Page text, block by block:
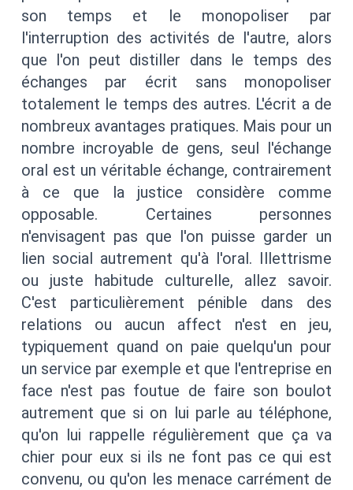
son temps et le monopoliser par
l'interruption des activités de l'autre, alors
que l'on peut distiller dans le temps des
échanges par écrit sans monopoliser
totalement le temps des autres. L'écrit a de
nombreux avantages pratiques. Mais pour un
nombre incroyable de gens, seul l'échange
oral est un véritable échange, contrairement
à ce que la justice considère comme
opposable. Certaines personnes
n'envisagent pas que l'on puisse garder un
lien social autrement qu'à l'oral. Illettrisme
ou juste habitude culturelle, allez savoir.
C'est particulièrement pénible dans des
relations ou aucun affect n'est en jeu,
typiquement quand on paie quelqu'un pour
un service par exemple et que l'entreprise en
face n'est pas foutue de faire son boulot
autrement que si on lui parle au téléphone,
qu'on lui rappelle régulièrement que ça va
chier pour eux si ils ne font pas ce qui est
convenu, ou qu'on les menace carrément de